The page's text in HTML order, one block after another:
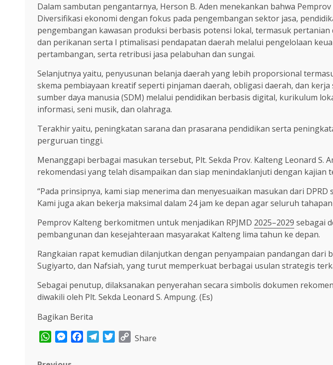
Dalam sambutan pengantarnya, Herson B. Aden menekankan bahwa
Diversifikasi ekonomi dengan fokus pada pengembangan sektor jasa,
pengembangan kawasan produksi berbasis potensi lokal, termasuk
dan perikanan serta I ptimalisasi pendapatan daerah melalui pengelolaan
pertambangan, serta retribusi jasa pelabuhan dan sungai.
Selanjutnya yaitu, penyusunan belanja daerah yang lebih proporsional
skema pembiayaan kreatif seperti pinjaman daerah, obligasi daerah, dan
sumber daya manusia (SDM) melalui pendidikan berbasis digital, kurikulum
informasi, seni musik, dan olahraga.
Terakhir yaitu, peningkatan sarana dan prasarana pendidikan serta
perguruan tinggi.
Menanggapi berbagai masukan tersebut, Plt. Sekda Prov. Kalteng Leonard
rekomendasi yang telah disampaikan dan siap menindaklanjuti dengan kajian
“Pada prinsipnya, kami siap menerima dan menyesuaikan masukan dari
Kami juga akan bekerja maksimal dalam 24 jam ke depan agar seluruh
Pemprov Kalteng berkomitmen untuk menjadikan RPJMD 2025–2029 sebagai
pembangunan dan kesejahteraan masyarakat Kalteng lima tahun ke depan.
Rangkaian rapat kemudian dilanjutkan dengan penyampaian pandangan dari
Sugiyarto, dan Nafsiah, yang turut memperkuat berbagai usulan strategis
Sebagai penutup, dilaksanakan penyerahan secara simbolis dokumen
diwakili oleh Plt. Sekda Leonard S. Ampung. (Es)
Bagikan Berita
WhatsAppMessenger
FacebookTelegram
TwitterCopy
Share